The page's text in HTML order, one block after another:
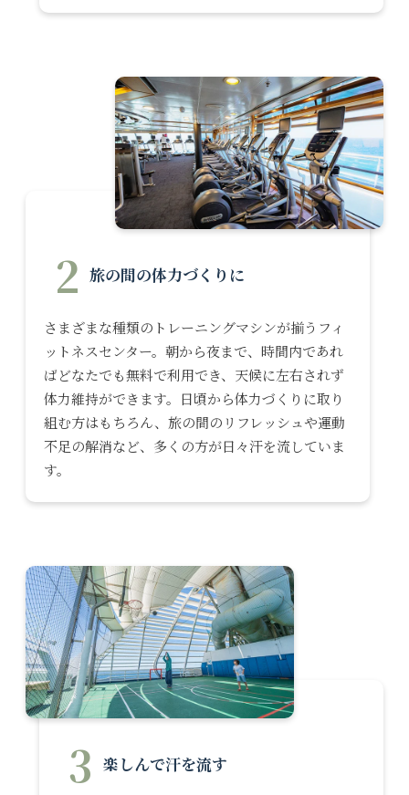
2 旅の間の体力づくりに
さまざまな種類のトレーニングマシンが揃うフィ
ットネスセンター。朝から夜まで、時間内であれ
ばどなたでも無料で利用でき、天候に左右されず
体力維持ができます。日頃から体力づくりに取り
組む方はもちろん、旅の間のリフレッシュや運動
不足の解消など、多くの方が日々汗を流していま
す。
3 楽しんで汗を流す